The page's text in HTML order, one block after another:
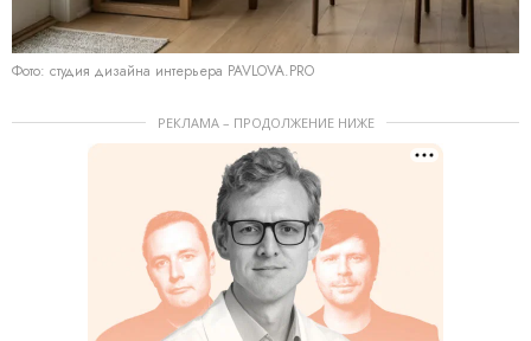
Фото: студия дизайна интерьера PAVLOVA.PRO
РЕКЛАМА – ПРОДОЛЖЕНИЕ НИЖЕ